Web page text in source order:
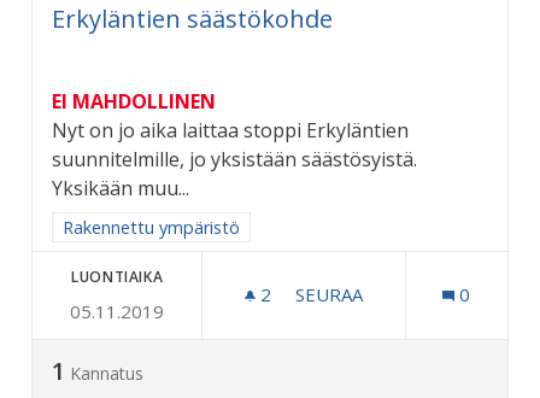
Erkyläntien säästökohde
EI MAHDOLLINEN
Nyt on jo aika laittaa stoppi Erkyläntien
suunnitelmille, jo yksistään säästösyistä.
Yksikään muu...
Rajaa tulokset aihepiirin mukaan: Rakennettu ympäristö
Rakennettu ympäristö
LUONTIAIKA
05.11.2019
2 2 SEURAAJAA
SEURAA 0
1 Kannatus